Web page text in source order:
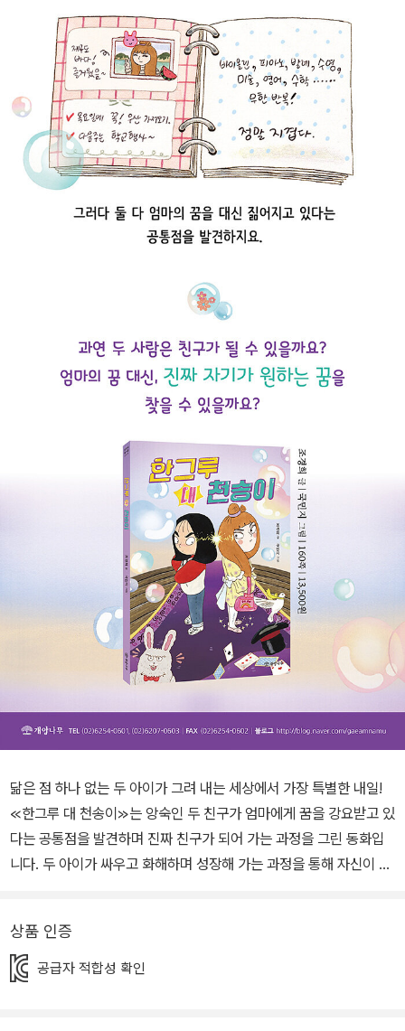
닮은 점 하나 없는 두 아이가 그려 내는 세상에서 가장 특별한 내일!
≪한그루 대 천송이≫는 앙숙인 두 친구가 엄마에게 꿈을 강요받고 있
다는 공통점을 발견하며 진짜 친구가 되어 가는 과정을 그린 동화입
니다. 두 아이가 싸우고 화해하며 성장해 가는 과정을 통해 자신이 진
계 공부 잘하는 모범생 그루는 ‘스따’입니다. 가난한 집안 사정을 숨기
고 싶어 친구와 거리를 두고, 수학 문제만 풀지요. 송이는 부족한 게
상품 인증
공급자 적합성 확인